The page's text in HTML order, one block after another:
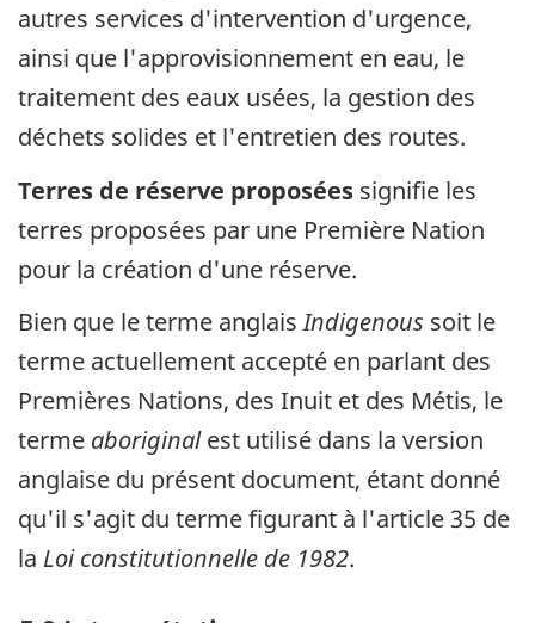
autres services d'intervention d'urgence,
ainsi que l'approvisionnement en eau, le
traitement des eaux usées, la gestion des
déchets solides et l'entretien des routes.
Terres de réserve proposées signifie les
terres proposées par une Première Nation
pour la création d'une réserve.
Bien que le terme anglaisIndigenous soit le
terme actuellement accepté en parlant des
Premières Nations, des Inuit et des Métis, le
terme aboriginalest utilisé dans la version
anglaise du présent document, étant donné
qu'il s'agit du terme figurant à l'article 35 de
la Loi constitutionnelle de 1982.